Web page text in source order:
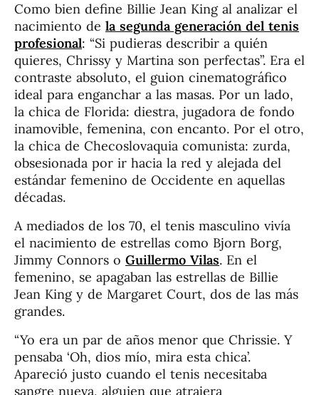
Como bien define Billie Jean King al analizar el
nacimiento de la segunda generación del tenis
profesional: “Si pudieras describir a quién
quieres, Chrissy y Martina son perfectas”. Era el
contraste absoluto, el guion cinematográfico
ideal para enganchar a las masas. Por un lado,
la chica de Florida: diestra, jugadora de fondo
inamovible, femenina, con encanto. Por el otro,
la chica de Checoslovaquia comunista: zurda,
obsesionada por ir hacia la red y alejada del
estándar femenino de Occidente en aquellas
décadas.
A mediados de los 70, el tenis masculino vivía
el nacimiento de estrellas como Bjorn Borg,
Jimmy Connors o Guillermo Vilas. En el
femenino, se apagaban las estrellas de Billie
Jean King y de Margaret Court, dos de las más
grandes.
“Yo era un par de años menor que Chrissie. Y
pensaba ‘Oh, dios mío, mira esta chica’.
Apareció justo cuando el tenis necesitaba
sangre nueva, alguien que atrajera